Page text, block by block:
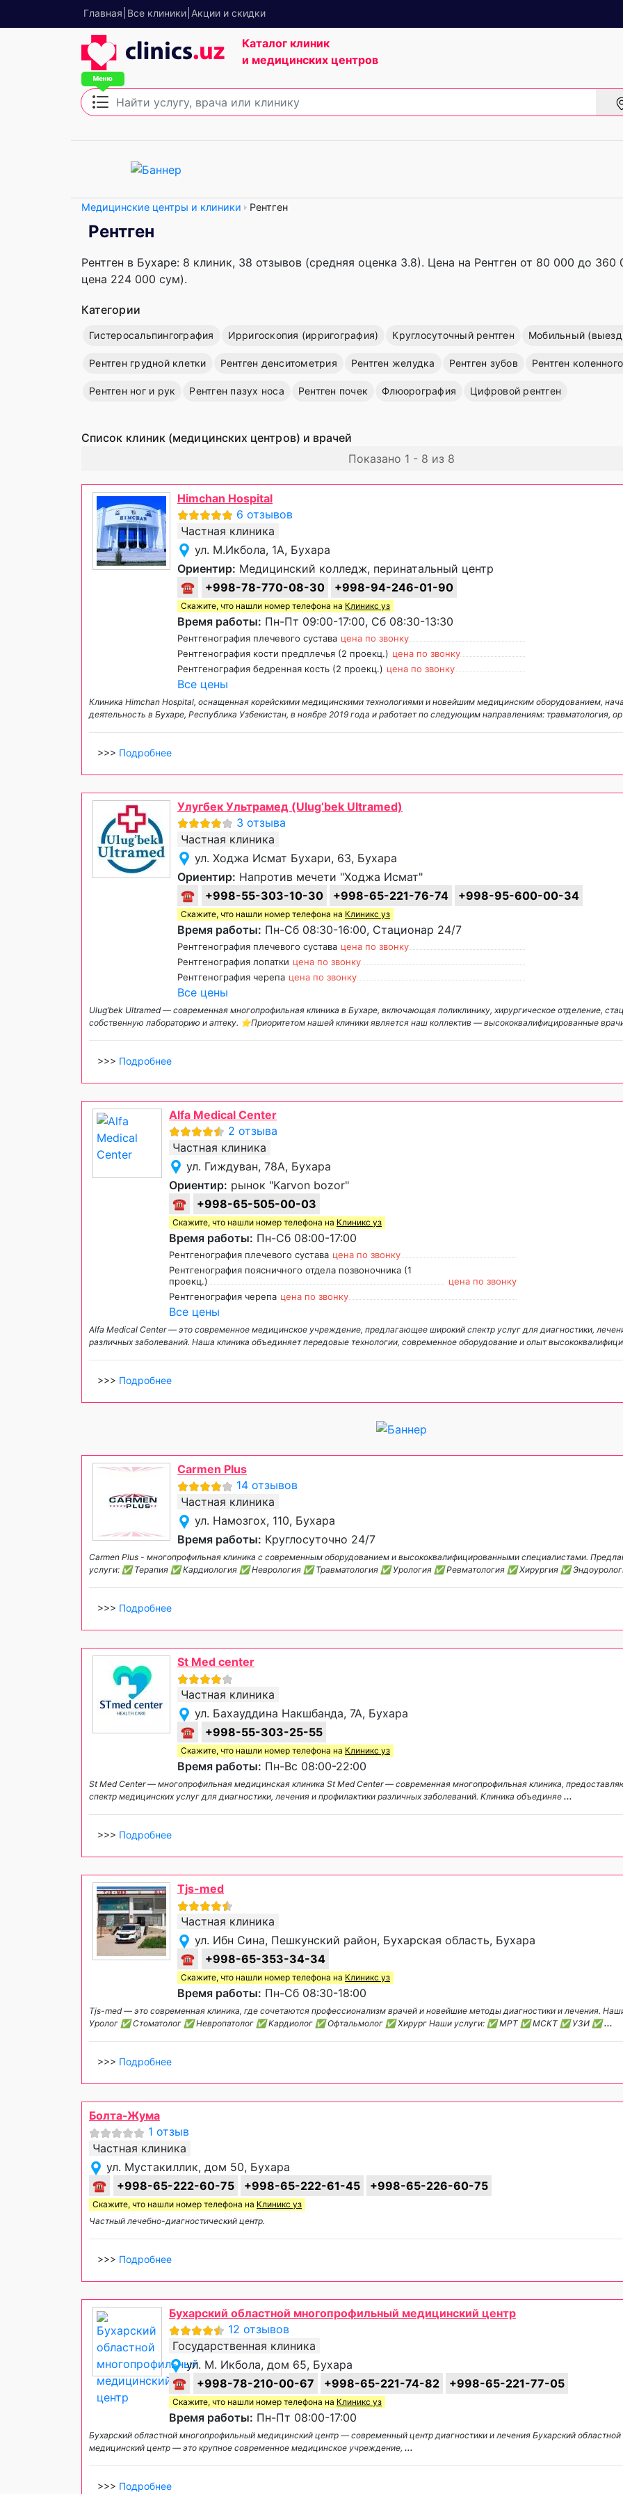
Главная Все клиники Акции и скидки
Каталог клиник
и медицинских центров
Медицинские центры и клиники Рентген
Рентген
Рентген в Бухаре: 8 клиник, 38 отзывов (средняя оценка 3.8). Цена на Рентген от 80 000 до 360
цена 224 000 сум).
Категории
Гистеросальпингография Ирригоскопия (ирригография) Круглосуточный рентген Мобильный
Рентген грудной клетки Рентген денситометрия Рентген желудка Рентген зубов Рентген
Рентген ног и рук Рентген пазух носа Рентген почек Флюорография Цифровой рентген
Список клиник (медицинских центров) и врачей
Показано 1 - 8 из 8
Himchan Hospital
6 отзывов
Частная клиника
ул. М.Икбола, 1А, Бухара
Ориентир: Медицинский колледж, перинатальный центр
☎
+998-78-770-08-30 +998-94-246-01-90
Скажите, что нашли номер телефона на Клиникс уз
Время работы: Пн-Пт 09:00-17:00, Сб 08:30-13:30
Рентгенография плечевого сустава цена по звонку
Рентгенография кости предплечья (2 проекц.) цена по звонку
Рентгенография бедренная кость (2 проекц.) цена по звонку
Все цены
Клиника Himchan Hospital, оснащенная корейскими медицинскими технологиями и новейшим медицинским оборудованием,
деятельность в Бухаре, Республика Узбекистан, в ноябре 2019 года и работает по следующим направлениям: травматология,
>>> Подробнее
Улугбек Ультрамед (Ulug’bek Ultramed)
3 отзыва
Частная клиника
ул. Ходжа Исмат Бухари, 63, Бухара
Ориентир: Напротив мечети "Ходжа Исмат"
☎
+998-55-303-10-30 +998-65-221-76-74 +998-95-600-00-34
Скажите, что нашли номер телефона на Клиникс уз
Время работы: Пн-Сб 08:30-16:00, Стационар 24/7
Рентгенография плечевого сустава цена по звонку
Рентгенография лопатки цена по звонку
Рентгенография черепа цена по звонку
Все цены
Ulug’bek Ultramed — современная многопрофильная клиника в Бухаре, включающая поликлинику, хирургическое отделение,
собственную лабораторию и аптеку. ⭐️Приоритетом нашей клиники является наш коллектив — высококвалифицированные
>>> Подробнее
Alfa Medical Center
2 отзыва
Частная клиника
ул. Гиждуван, 78А, Бухара
Ориентир: рынок "Karvon bozor"
☎
+998-65-505-00-03
Скажите, что нашли номер телефона на Клиникс уз
Время работы: Пн-Сб 08:00-17:00
Рентгенография плечевого сустава цена по звонку
Рентгенография поясничного отдела позвоночника (1
проекц.)
цена по звонку
Рентгенография черепа цена по звонку
Все цены
Alfa Medical Center — это современное медицинское учреждение, предлагающее широкий спектр услуг для диагностики,
различных заболеваний. Наша клиника объединяет передовые технологии, современное оборудование и опыт
>>> Подробнее
Carmen Plus
14 отзывов
Частная клиника
ул. Намозгох, 110, Бухара
Время работы: Круглосуточно 24/7
Carmen Plus - многопрофильная клиника с современным оборудованием и высококвалифицированными специалистами.
услуги: ✅ Терапия ✅ Кардиология ✅ Неврология ✅ Травматология ✅ Урология ✅ Ревматология ✅ Хирургия ✅
>>> Подробнее
St Med center
Частная клиника
ул. Бахауддина Накшбанда, 7А, Бухара
☎
+998-55-303-25-55
Скажите, что нашли номер телефона на Клиникс уз
Время работы: Пн-Вс 08:00-22:00
St Med Center — многопрофильная медицинская клиника St Med Center — современная многопрофильная клиника,
спектр медицинских услуг для диагностики, лечения и профилактики различных заболеваний. Клиника объединяе ...
>>> Подробнее
Tjs-med
Частная клиника
ул. Ибн Сина, Пешкунский район, Бухарская область, Бухара
☎
+998-65-353-34-34
Скажите, что нашли номер телефона на Клиникс уз
Время работы: Пн-Сб 08:30-18:00
Tjs-med — это современная клиника, где сочетаются профессионализм врачей и новейшие методы диагностики и лечения.
Уролог ✅ Стоматолог ✅ Невропатолог ✅ Кардиолог ✅ Офтальмолог ✅ Хирург Наши услуги: ✅ МРТ ✅ МСКТ ✅ УЗИ ✅...
>>> Подробнее
Болта-Жума
1 отзыв
Частная клиника
ул. Мустакиллик, дом 50, Бухара
☎
+998-65-222-60-75 +998-65-222-61-45 +998-65-226-60-75
Скажите, что нашли номер телефона на Клиникс уз
Частный лечебно-диагностический центр.
>>> Подробнее
Бухарский областной многопрофильный медицинский центр
12 отзывов
Государственная клиника
ул. М. Икбола, дом 65, Бухара
☎
+998-78-210-00-67 +998-65-221-74-82 +998-65-221-77-05
Скажите, что нашли номер телефона на Клиникс уз
Время работы: Пн-Пт 08:00-17:00
Бухарский областной многопрофильный медицинский центр — современный центр диагностики и лечения Бухарский
медицинский центр — это крупное современное медицинское учреждение, ...
>>> Подробнее